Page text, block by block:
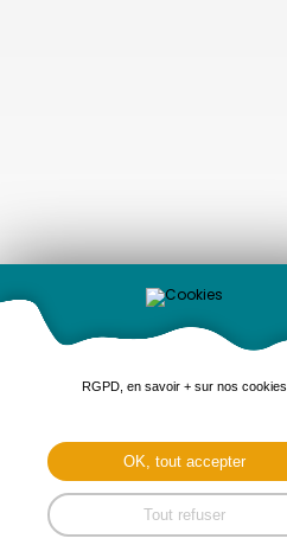
RGPD, en savoir + sur nos cookies
OK, tout accepter
Tout refuser